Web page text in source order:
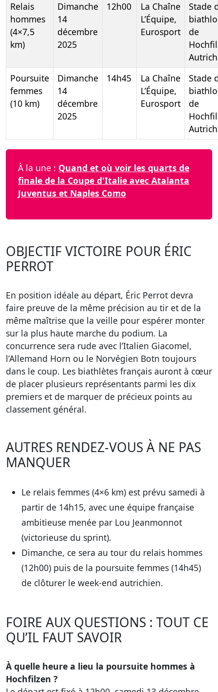
Relais
hommes
(4×7,5
km)
Dimanche
14
décembre
2025
12h00
La Chaîne
L’Équipe,
Eurosport
Stade
de
Poursuite
femmes
(10 km)
Dimanche
14
décembre
2025
14h45
La Chaîne
L’Équipe,
Eurosport
Stade
de
À la une : Quand et où voir les quarts de
finale de la Coupe d'Italie avec Atalanta
Juventus et Naples Como
OBJECTIF VICTOIRE POUR ÉRIC
PERROT
En position idéale au départ, Éric Perrot devra
faire preuve de la même précision au tir et de la
même maîtrise que la veille pour espérer monter
sur la plus haute marche du podium. La
concurrence sera rude avec l’Italien Giacomel,
l’Allemand Horn ou le Norvégien Botn toujours
dans le coup. Les biathlètes français auront à cœur
de placer plusieurs représentants parmi les dix
premiers et de marquer de précieux points au
classement général.
AUTRES RENDEZ-VOUS À NE PAS
MANQUER
Le relais femmes (4×6 km) est prévu samedi à
partir de 14h15, avec une équipe française
ambitieuse menée par Lou Jeanmonnot
(victorieuse du sprint).
Dimanche, ce sera au tour du relais hommes
(12h00) puis de la poursuite femmes (14h45)
de clôturer le week-end autrichien.
FOIRE AUX QUESTIONS : TOUT CE
QU’IL FAUT SAVOIR
À quelle heure a lieu la poursuite hommes à
Hochfilzen ?